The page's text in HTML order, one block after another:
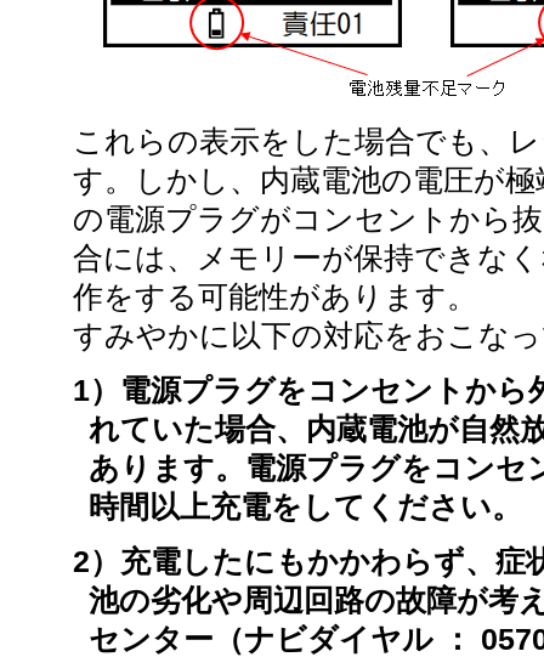
これらの表示をした場合でも、
す。しかし、内蔵電池の電圧が
の電源プラグがコンセントから
合には、メモリーが保持できな
作をする可能性があります。
すみやかに以下の対応をおこな
1）電源プラグをコンセントから
れていた場合、内蔵電池が自然
あります。電源プラグをコンセ
時間以上充電をしてください。
2）充電したにもかかわらず、症
池の劣化や周辺回路の故障が考
センター（ナビダイヤル ：